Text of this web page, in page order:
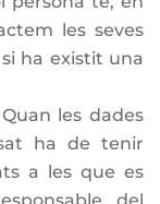
les seves
ha existit una
les dades
ha de tenir
a les que es